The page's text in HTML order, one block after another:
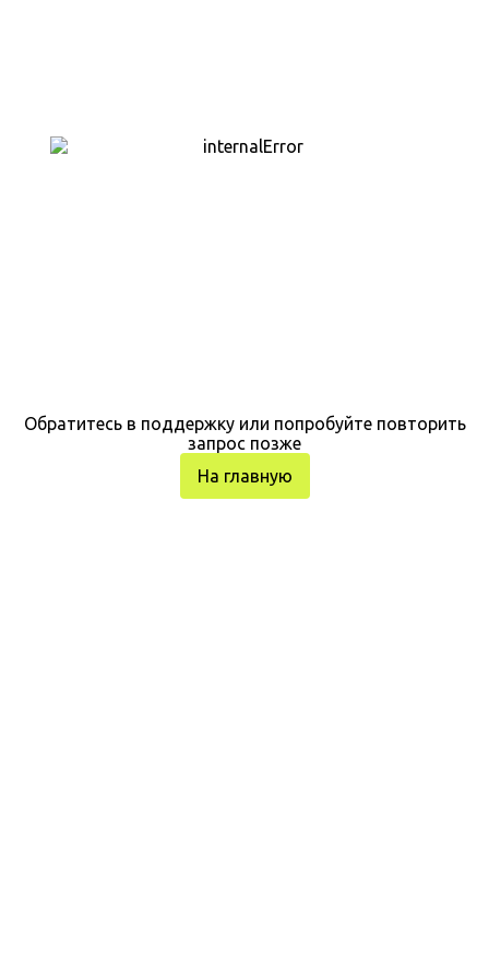
Обратитесь в поддержку или попробуйте повторить
запрос позже
На главную